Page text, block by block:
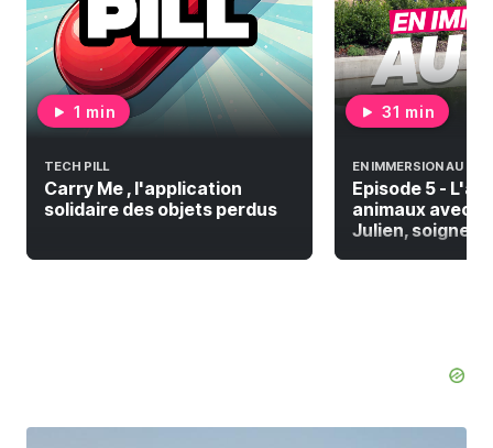
1 min
TECH PILL
Carry Me , l'application
solidaire des objets perdus
31 min
EN IMMERSION AU PAL
Episode 5 -
animaux avec
Julien,